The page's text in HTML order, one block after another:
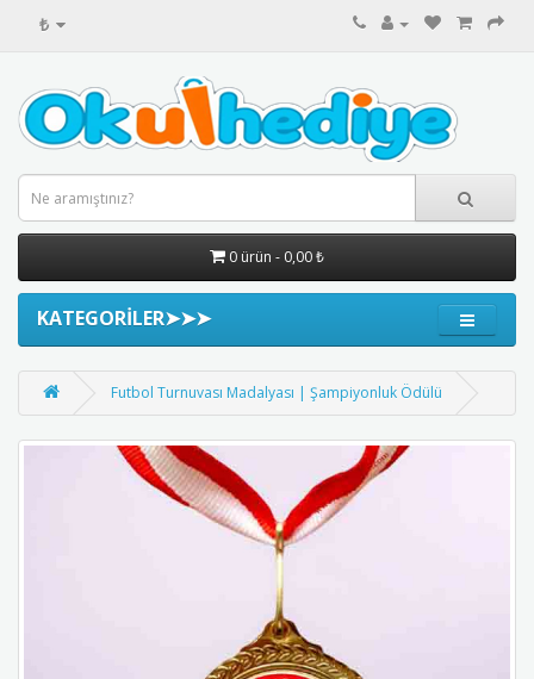
₺
0 ürün - 0,00 ₺
KATEGORİLER➤➤➤
Futbol Turnuvası Madalyası | Şampiyonluk Ödülü